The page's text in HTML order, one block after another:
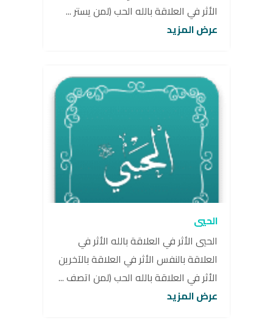
الأثر في العلاقة بالله الحب (لمن يستر ...
عرض المزيد
الحيي
الحيي الأثر في العلاقة بالله الأثر في
العلاقة بالنفس الأثر في العلاقة بالآخرين
الأثر في العلاقة بالله الحب (لمن اتصف ...
عرض المزيد